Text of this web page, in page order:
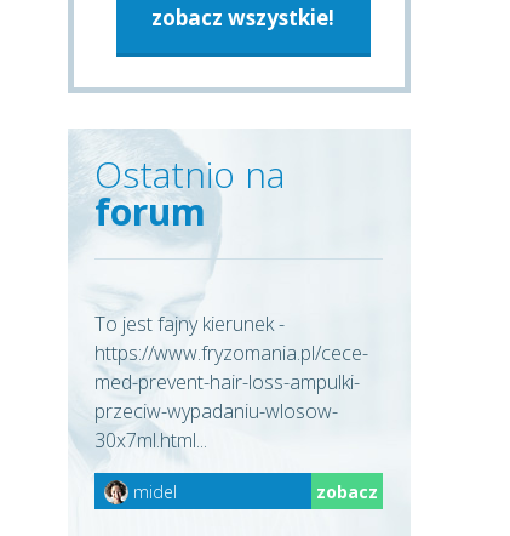
zobacz wszystkie!
Ostatnio na
forum
To jest fajny kierunek -
https://www.fryzomania.pl/cece-
med-prevent-hair-loss-ampulki-
przeciw-wypadaniu-wlosow-
30x7ml.html...
midel zobacz